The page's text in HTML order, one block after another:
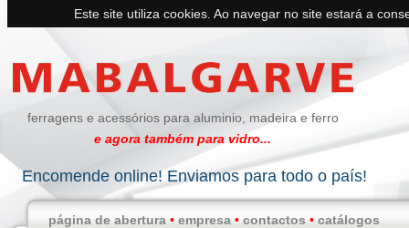
Este site utiliza cookies. Ao navegar no site estará a
ferragens e acessórios para aluminio, madeira e ferro
e agora também para vidro...
Encomende online! Enviamos para todo o país!
página de abertura • empresa • contactos • catálogos